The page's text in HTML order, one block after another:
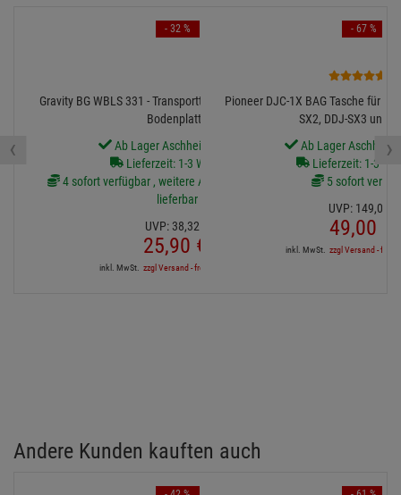
Gravity BG WBLS 331 - Transporttasche für quadratische
Bodenplatte
Ab Lager Aschheim lieferbar
Lieferzeit: 1-3 Werktage
4 sofort verfügbar , weitere Artikel ab Zentrallager
lieferbar
UVP: 38,32
25,90 €
inkl. MwSt. zzgl Versand - frei ab 90,-€ in DE
- 32 %
Pioneer DJC-1X BAG Tasche für
SX2, DDJ-SX3 und
Ab Lager
Lieferzeit: 1-3
5 sofort
UVP: 149,00
49,00
inkl. MwSt. zzgl Versand - frei
- 67 %
‹ ›
Andere Kunden kauften auch